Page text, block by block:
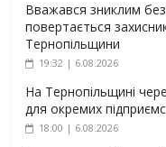
Вважався зниклим
повертається
Тернопільщини
19:32 | 6.08.2026
На Тернопільщині
для окремих
18:00 | 6.08.2026